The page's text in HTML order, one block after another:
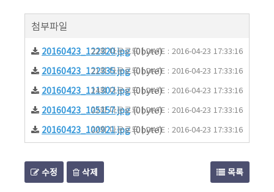
첨부파일
20160423_122320.jpg(0byte)
22회 다운로드 | DATE : 2016-04-23 17:33:16
20160423_122335.jpg(0byte)
21회 다운로드 | DATE : 2016-04-23 17:33:16
20160423_111302.jpg(0byte)
24회 다운로드 | DATE : 2016-04-23 17:33:16
20160423_105157.jpg(0byte)
22회 다운로드 | DATE : 2016-04-23 17:33:16
20160423_100921.jpg(0byte)
22회 다운로드 | DATE : 2016-04-23 17:33:16
수정 삭제 목록